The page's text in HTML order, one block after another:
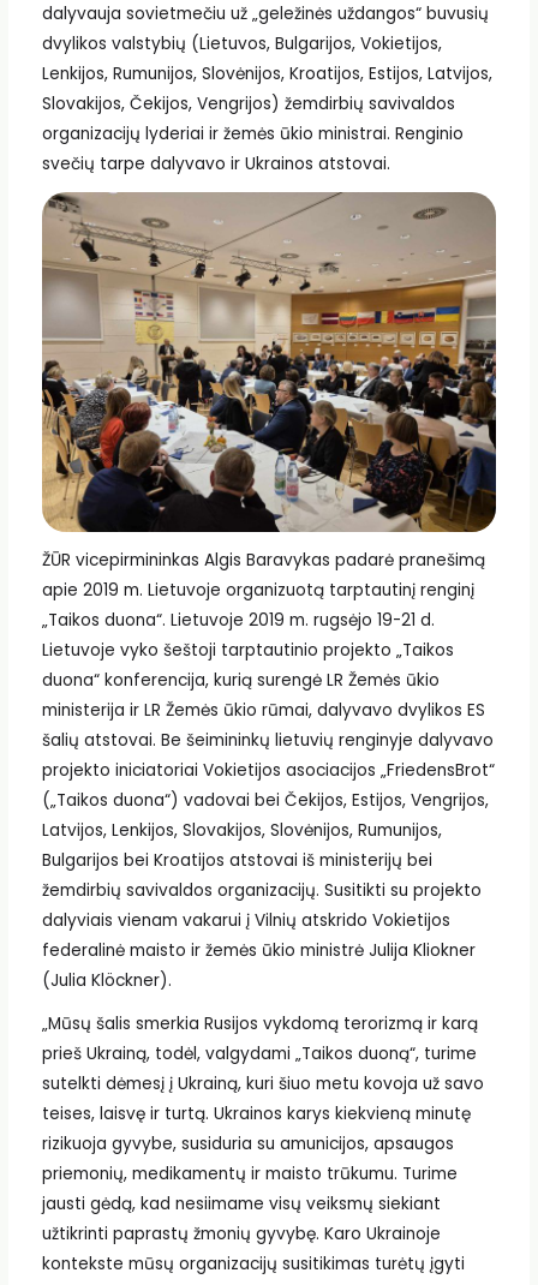
dalyvauja sovietmečiu už „geležinės uždangos“ buvusių
dvylikos valstybių (Lietuvos, Bulgarijos, Vokietijos,
Lenkijos, Rumunijos, Slovėnijos, Kroatijos, Estijos, Latvijos,
Slovakijos, Čekijos, Vengrijos) žemdirbių savivaldos
organizacijų lyderiai ir žemės ūkio ministrai. Renginio
svečių tarpe dalyvavo ir Ukrainos atstovai.
ŽŪR vicepirmininkas Algis Baravykas padarė pranešimą
apie 2019 m. Lietuvoje organizuotą tarptautinį renginį
„Taikos duona“. Lietuvoje 2019 m. rugsėjo 19-21 d.
Lietuvoje vyko šeštoji tarptautinio projekto „Taikos
duona“ konferencija, kurią surengė LR Žemės ūkio
ministerija ir LR Žemės ūkio rūmai, dalyvavo dvylikos ES
šalių atstovai. Be šeimininkų lietuvių renginyje dalyvavo
projekto iniciatoriai Vokietijos asociacijos „FriedensBrot“
(„Taikos duona“) vadovai bei Čekijos, Estijos, Vengrijos,
Latvijos, Lenkijos, Slovakijos, Slovėnijos, Rumunijos,
Bulgarijos bei Kroatijos atstovai iš ministerijų bei
žemdirbių savivaldos organizacijų. Susitikti su projekto
dalyviais vienam vakarui į Vilnių atskrido Vokietijos
federalinė maisto ir žemės ūkio ministrė Julija Kliokner
(Julia Klöckner).
„Mūsų šalis smerkia Rusijos vykdomą terorizmą ir karą
prieš Ukrainą, todėl, valgydami „Taikos duoną“, turime
sutelkti dėmesį į Ukrainą, kuri šiuo metu kovoja už savo
teises, laisvę ir turtą. Ukrainos karys kiekvieną minutę
rizikuoja gyvybe, susiduria su amunicijos, apsaugos
priemonių, medikamentų ir maisto trūkumu. Turime
jausti gėdą, kad nesiimame visų veiksmų siekiant
užtikrinti paprastų žmonių gyvybę. Karo Ukrainoje
kontekste mūsų organizacijų susitikimas turėtų įgyti